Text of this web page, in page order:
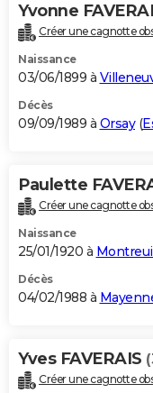
Yvonne
Créer une cagnotte
Naissance
03/06/1899 à
Décès
09/09/1989 à Orsay(
Paulette
Créer une cagnotte
Naissance
25/01/1920 à
Décès
04/02/1988 à
Yves FAVERAIS
Créer une cagnotte